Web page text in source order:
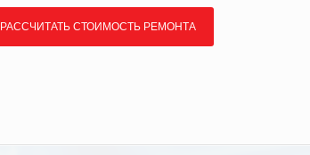
РАССЧИТАТЬ СТОИМОСТЬ РЕМОНТА